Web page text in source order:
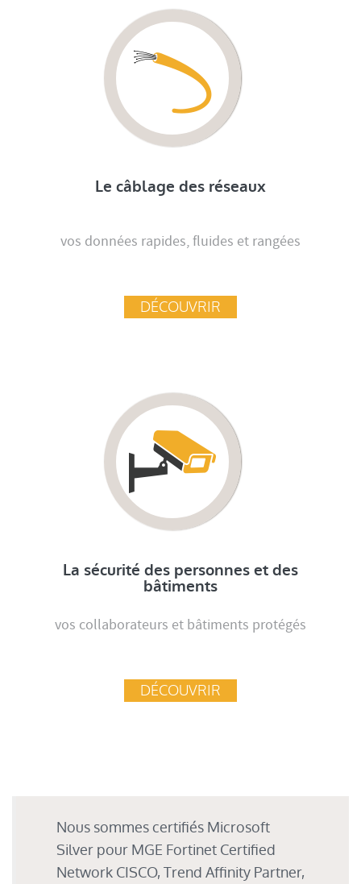
Le câblage des réseaux
vos données rapides, fluides et rangées
DÉCOUVRIR
La sécurité des personnes et des
bâtiments
vos collaborateurs et bâtiments protégés
DÉCOUVRIR
Nous sommes certifiés Microsoft
Silver pour MGE Fortinet Certified
Network CISCO, Trend Affinity Partner,